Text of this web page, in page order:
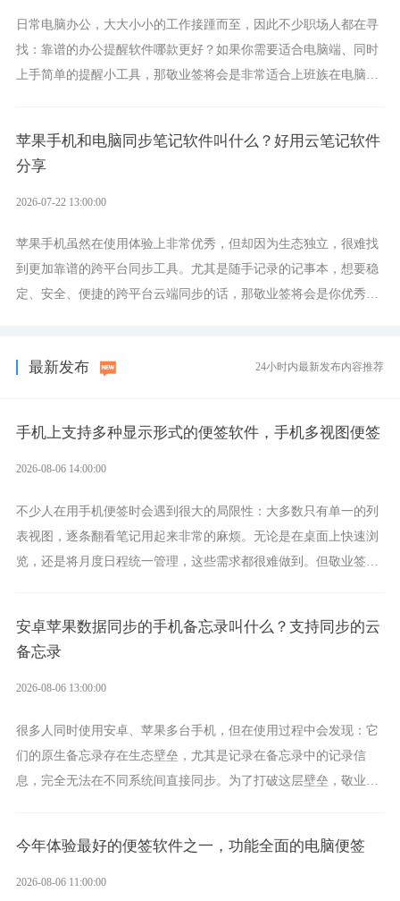
日常电脑办公，大大小小的工作接踵而至，因此不少职场人都在寻
找：靠谱的办公提醒软件哪款更好？如果你需要适合电脑端、同时
上手简单的提醒小工具，那敬业签将会是非常适合上班族在电脑上
苹果手机和电脑同步笔记软件叫什么？好用云笔记软件
分享
2026-07-22 13:00:00
苹果手机虽然在使用体验上非常优秀，但却因为生态独立，很难找
到更加靠谱的跨平台同步工具。尤其是随手记录的记事本，想要稳
定、安全、便捷的跨平台云端同步的话，那敬业签将会是你优秀的
最新发布 24小时内最新发布内容推荐
手机上支持多种显示形式的便签软件，手机多视图便签
2026-08-06 14:00:00
不少人在用手机便签时会遇到很大的局限性：大多数只有单一的列
表视图，逐条翻看笔记用起来非常的麻烦。无论是在桌面上快速浏
览，还是将月度日程统一管理，这些需求都很难做到。但敬业签作
安卓苹果数据同步的手机备忘录叫什么？支持同步的云
备忘录
2026-08-06 13:00:00
很多人同时使用安卓、苹果多台手机，但在使用过程中会发现：它
们的原生备忘录存在生态壁垒，尤其是记录在备忘录中的记录信
息，完全无法在不同系统间直接同步。为了打破这层壁垒，敬业签
今年体验最好的便签软件之一，功能全面的电脑便签
2026-08-06 11:00:00